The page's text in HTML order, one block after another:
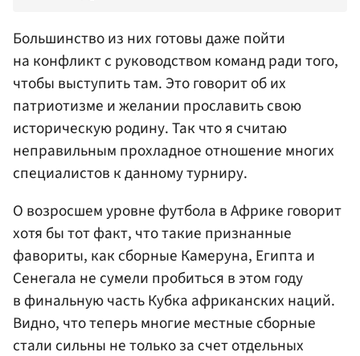
Большинство из них готовы даже пойти
на конфликт с руководством команд ради того,
чтобы выступить там. Это говорит об их
патриотизме и желании прославить свою
историческую родину. Так что я считаю
неправильным прохладное отношение многих
специалистов к данному турниру.
О возросшем уровне футбола в Африке говорит
хотя бы тот факт, что такие признанные
фавориты, как сборные Камеруна, Египта и
Сенегала не сумели пробиться в этом году
в финальную часть Кубка африканских наций.
Видно, что теперь многие местные сборные
стали сильны не только за счет отдельных